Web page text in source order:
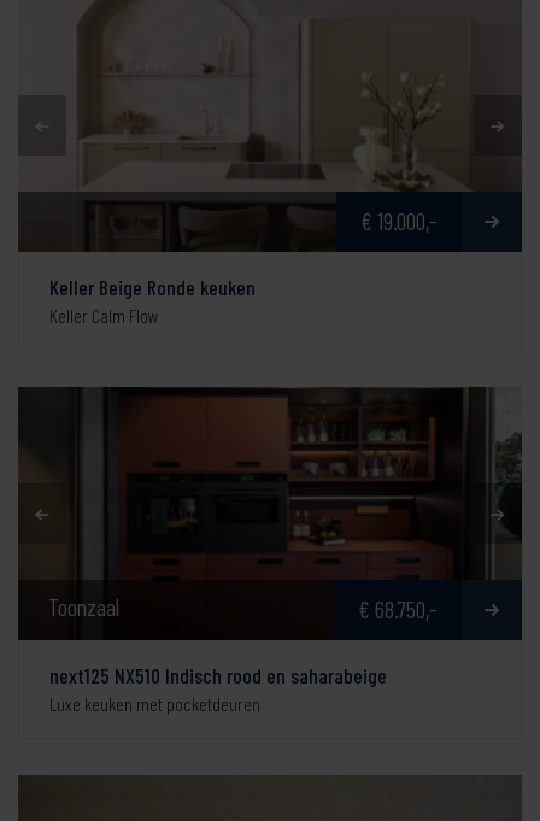
€ 19.000,-
Keller Beige Ronde keuken
Keller Calm Flow
Toonzaal € 68.750,-
next125 NX510 Indisch rood en saharabeige
Luxe keuken met pocketdeuren